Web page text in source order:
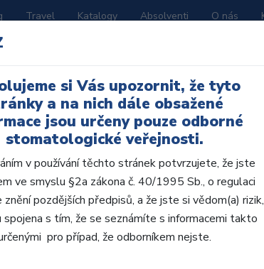
Travel Katalogy Absolventi O nás
AcryRock frontální H
• Dvouvrstvé velmi estetické pryskyřičné
zub.• Díky použití speciální pryskyřice
si Vás upozornit, že tyto
a na nich dále obsažené
jsou určeny pouze odborné
stomatologické veřejnosti.
v používání těchto stránek potvrzujete, že jste
ve smyslu §2a zákona č. 40/1995 Sb., o regulaci
znění pozdějších předpisů, a že jste si vědom(a) rizik,
spojena s tím, že se seznámíte s informacemi takto
pro případ, že odborníkem nejste.